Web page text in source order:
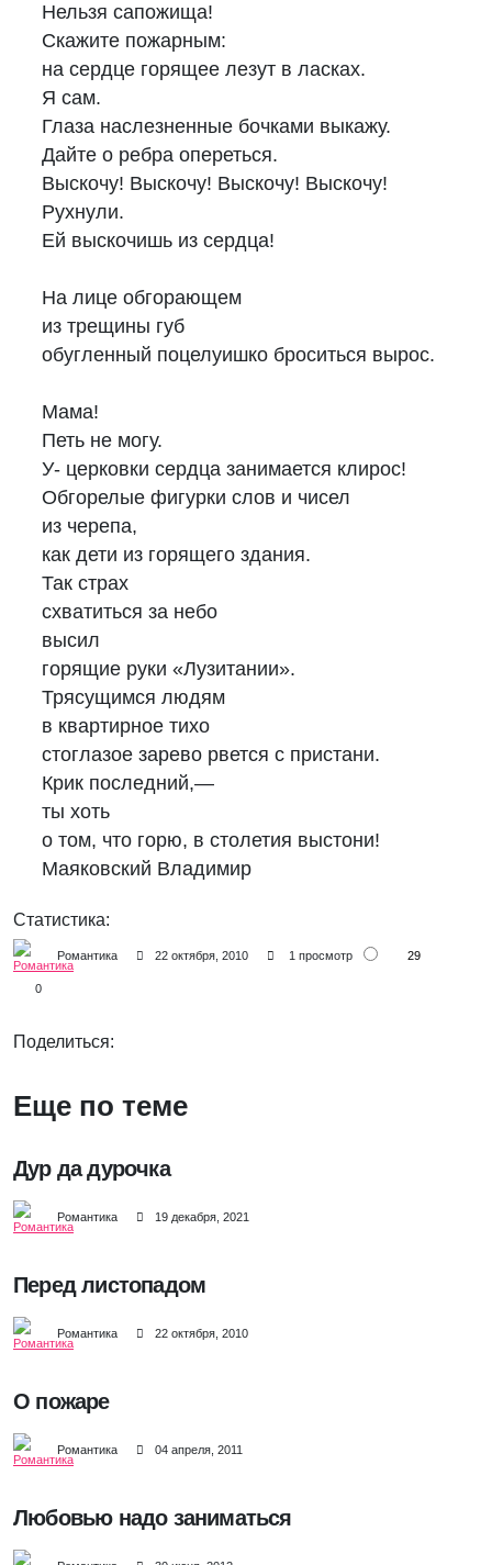
Нельзя сапожища!
Скажите пожарным:
на сердце горящее лезут в ласках.
Я сам.
Глаза наслезненные бочками выкажу.
Дайте о ребра опереться.
Выскочу! Выскочу! Выскочу! Выскочу!
Рухнули.
Ей выскочишь из сердца!
На лице обгорающем
из трещины губ
обугленный поцелуишко броситься вырос.
Мама!
Петь не могу.
У- церковки сердца занимается клирос!
Обгорелые фигурки слов и чисел
из черепа,
как дети из горящего здания.
Так страх
схватиться за небо
высил
горящие руки «Лузитании».
Трясущимся людям
в квартирное тихо
стоглазое зарево рвется с пристани.
Крик последний,—
ты хоть
о том, что горю, в столетия выстони!
Маяковский Владимир
Статистика:
Романтика 22 октября, 2010 1 просмотр 29
0
Поделиться:
Еще по теме
Дур да дурочка
Романтика 19 декабря, 2021
Перед листопадом
Романтика 22 октября, 2010
О пожаре
Романтика 04 апреля, 2011
Любовью надо заниматься